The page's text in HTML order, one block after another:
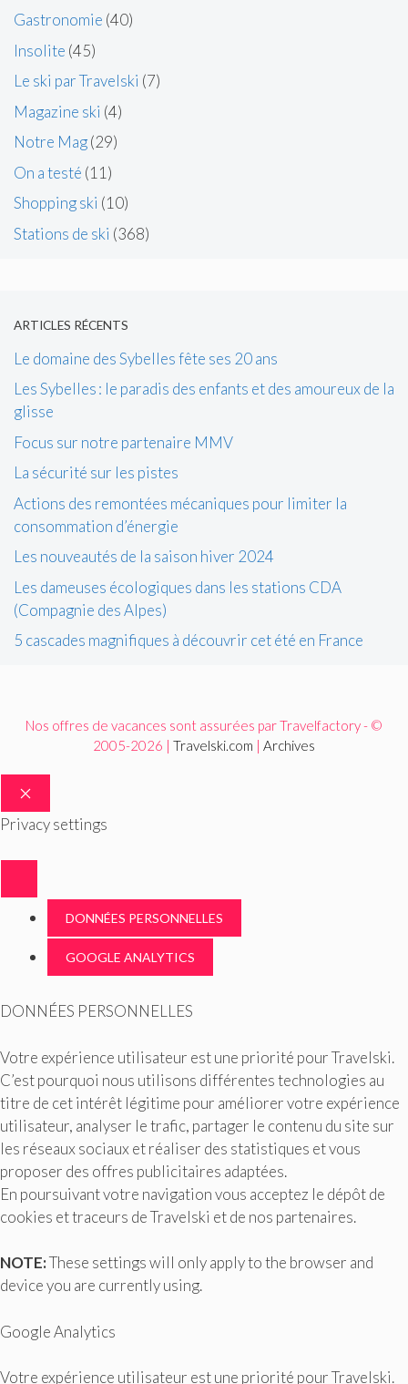
Gastronomie (40)
Insolite (45)
Le ski par Travelski (7)
Magazine ski (4)
Notre Mag(29)
On a testé (11)
Shopping ski (10)
Stations de ski (368)
ARTICLES RÉCENTS
Le domaine des Sybelles fête ses 20 ans
Les Sybelles : le paradis des enfants et des amoureux de la
glisse
Focus sur notre partenaire MMV
La sécurité sur les pistes
Actions des remontées mécaniques pour limiter la
consommation d’énergie
Les nouveautés de la saison hiver 2024
Les dameuses écologiques dans les stations CDA
(Compagnie des Alpes)
5 cascades magnifiques à découvrir cet été en France
Nos offres de vacances sont assurées par Travelfactory - ©
2005-2026 | Travelski.com Archives
FERMER
Privacy settings
DONNÉES PERSONNELLES
GOOGLE ANALYTICS
DONNÉES PERSONNELLES
Votre expérience utilisateur est une priorité pour Travelski.
C’est pourquoi nous utilisons différentes technologies au
titre de cet intérêt légitime pour améliorer votre expérience
utilisateur, analyser le trafic, partager le contenu du site sur
les réseaux sociaux et réaliser des statistiques et vous
proposer des offres publicitaires adaptées.
En poursuivant votre navigation vous acceptez le dépôt de
cookies et traceurs de Travelski et de nos partenaires.
NOTE:These settings will only apply to the browser and
device you are currently using.
Google Analytics
Votre expérience utilisateur est une priorité pour Travelski.